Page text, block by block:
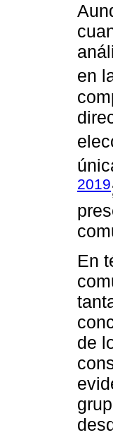
en
2019
En
de